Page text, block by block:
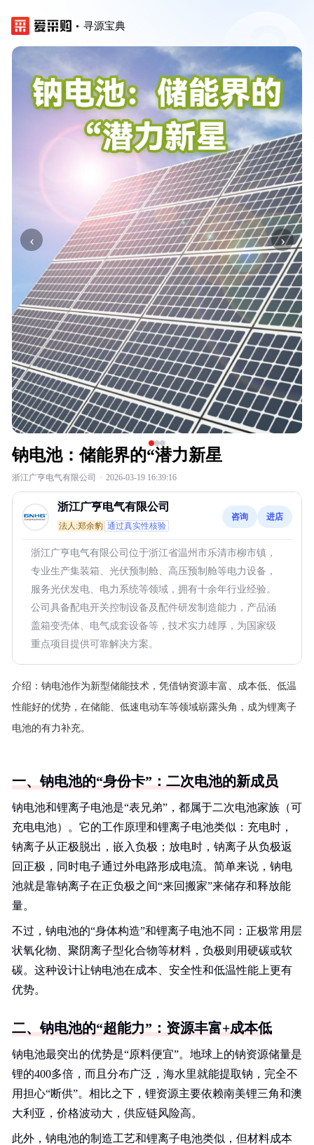
寻源宝典
‹ ›
钠电池：储能界的“潜力新星
浙江广亨电气有限公司 · 2026-03-19 16:39:16
浙江广亨电气有限公司
法人:郑余豹 通过真实性核验
咨询 进店
浙江广亨电气有限公司位于浙江省温州市乐清市柳市镇，
专业生产集装箱、光伏预制舱、高压预制舱等电力设备，
服务光伏发电、电力系统等领域，拥有十余年行业经验。
公司具备配电开关控制设备及配件研发制造能力，产品涵
盖箱变壳体、电气成套设备等，技术实力雄厚，为国家级
重点项目提供可靠解决方案。
介绍： 钠电池作为新型储能技术，凭借钠资源丰富、成本低、低温
性能好的优势，在储能、低速电动车等领域崭露头角，成为锂离子
电池的有力补充。
一、钠电池的“身份卡”：二次电池的新成员
钠电池和锂离子电池是“表兄弟”，都属于二次电池家族（可
充电电池）。它的工作原理和锂离子电池类似：充电时，
钠离子从正极脱出，嵌入负极；放电时，钠离子从负极返
回正极，同时电子通过外电路形成电流。简单来说，钠电
池就是靠钠离子在正负极之间“来回搬家”来储存和释放能
量。
不过，钠电池的“身体构造”和锂离子电池不同：正极常用层
状氧化物、聚阴离子型化合物等材料，负极则用硬碳或软
碳。这种设计让钠电池在成本、安全性和低温性能上更有
优势。
二、钠电池的“超能力”：资源丰富+成本低
钠电池最突出的优势是“原料便宜”。地球上的钠资源储量是
锂的400多倍，而且分布广泛，海水里就能提取钠，完全不
用担心“断供”。相比之下，锂资源主要依赖南美锂三角和澳
大利亚，价格波动大，供应链风险高。
此外，钠电池的制造工艺和锂离子电池类似，但材料成本